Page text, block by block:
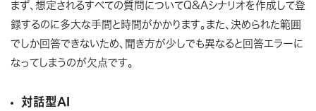
まず、想定されるすべての質問についてQ&Aシナリオを作成して登
録するのに多大な手間と時間がかかります。また、決められた範囲
でしか回答できないため、聞き方が少しでも異なると回答エラーに
なってしまうのが欠点です。
対話型AI